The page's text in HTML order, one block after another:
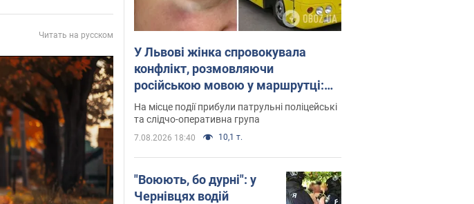
Читать на русском
У Львові жінка спровокувала
конфлікт, розмовляючи
російською мовою у маршрутці:
поліція склала адмінпротокол.
Відео
На місце події прибули патрульні поліцейські
та слідчо-оперативна група
7.08.2026 18:40 10,1 т.
"Воюють, бо дурні": у
Чернівцях водій